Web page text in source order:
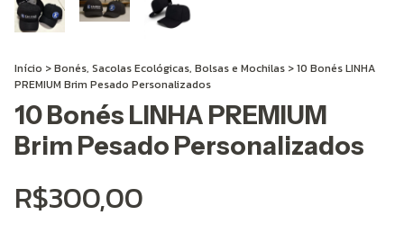
Início >Bonés, Sacolas Ecológicas, Bolsas e Mochilas >10 Bonés LINHA
PREMIUM Brim Pesado Personalizados
10 Bonés LINHA PREMIUM
Brim Pesado Personalizados
R$300,00